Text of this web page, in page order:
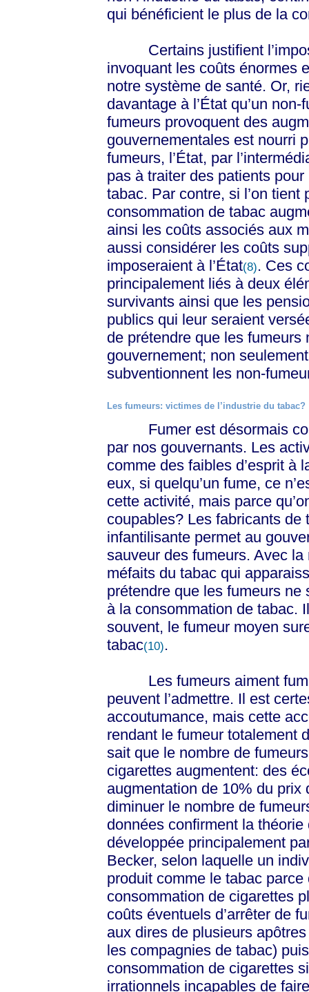
qui bénéficient le plus de la
Certains justifient
invoquant les coûts énormes
notre système de santé. Or,
davantage à l’État qu’un
fumeurs provoquent des
gouvernementales est nourri
fumeurs, l’État, par
pas à traiter des patients
tabac. Par contre, si l’on
consommation de tabac
ainsi les coûts associés aux
aussi considérer les coûts
imposeraient à l’État(8). Ces
principalement liés à deux
survivants ainsi que les
publics qui leur seraient
de prétendre que les
gouvernement; non
subventionnent les non-
Les fumeurs: victimes de l’industrie du tabac?
Fumer est désormais
par nos gouvernants. Les
comme des faibles d’esprit à
eux, si quelqu’un fume, ce
cette activité, mais parce
coupables? Les fabricants
infantilisante permet au
sauveur des fumeurs. Avec
méfaits du tabac qui
prétendre que les fumeurs
à la consommation de tabac.
souvent, le fumeur moyen
tabac(10).
Les fumeurs aiment
peuvent l’admettre. Il est
accoutumance, mais cette
rendant le fumeur totalement
sait que le nombre de
cigarettes augmentent: des
augmentation de 10% du prix
diminuer le nombre de
données confirment la
développée principalement
Becker, selon laquelle un
produit comme le tabac
consommation de cigarettes
coûts éventuels d’arrêter de
aux dires de plusieurs
les compagnies de tabac)
consommation de cigarettes
irrationnels incapables de